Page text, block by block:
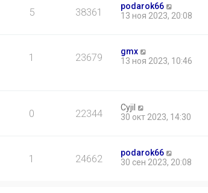
5 38361
podarok66
13 ноя 2023, 20:08
1 23679
gmx
13 ноя 2023, 10:46
0 22344
Cyjil
30 окт 2023, 14:30
1 24662
podarok66
30 сен 2023, 20:08